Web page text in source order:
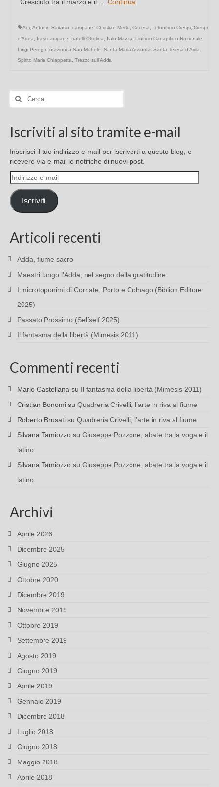
Cresciuto tra il marzo e il … Continua
Aei Antonio Ravasio campane Christian Merlo Cocesa cotonificio Crespi Crespi
d'Adda
frasi campane fratelli Ottolina Italo Mazza Linificio Canapificio Nazionale
Luigi Perego
orazioni a San Michele Santa Maria Assunta Santa Teresa d’Avila
Spirito Maria Chiappetta
Trezzo sull'Adda
Cerca:
Iscriviti al sito tramite e-mail
Inserisci il tuo indirizzo e-mail per iscriverti a questo blog, e
ricevere via e-mail le notifiche di nuovi post.
Indirizzo
e-
mail
Iscriviti
Articoli recenti
Adda, fiume sacro
Maestri lungo l’Adda, nel segno della gratitudine
I microtoponimi di Cornate, Porto e Colnago (Biblion Editore
2025)
Passato Prossimo (Selfself 2025)
Il fantasma della libertà (Mimesis 2011)
Commenti recenti
Mario Castellana su Il fantasma della libertà (Mimesis 2011)
Cristian Bonomi su Quadreria Crivelli, l’arte in riva al fiume
Roberto Brusati su Quadreria Crivelli, l’arte in riva al fiume
Silvana Tamiozzo su Giuseppe Pozzone, abate tra la voga e il
latino
Silvana Tamiozzo su Giuseppe Pozzone, abate tra la voga e il
latino
Archivi
Aprile 2026
Dicembre 2025
Giugno 2025
Ottobre 2020
Dicembre 2019
Novembre 2019
Ottobre 2019
Settembre 2019
Agosto 2019
Giugno 2019
Aprile 2019
Gennaio 2019
Dicembre 2018
Luglio 2018
Giugno 2018
Maggio 2018
Aprile 2018